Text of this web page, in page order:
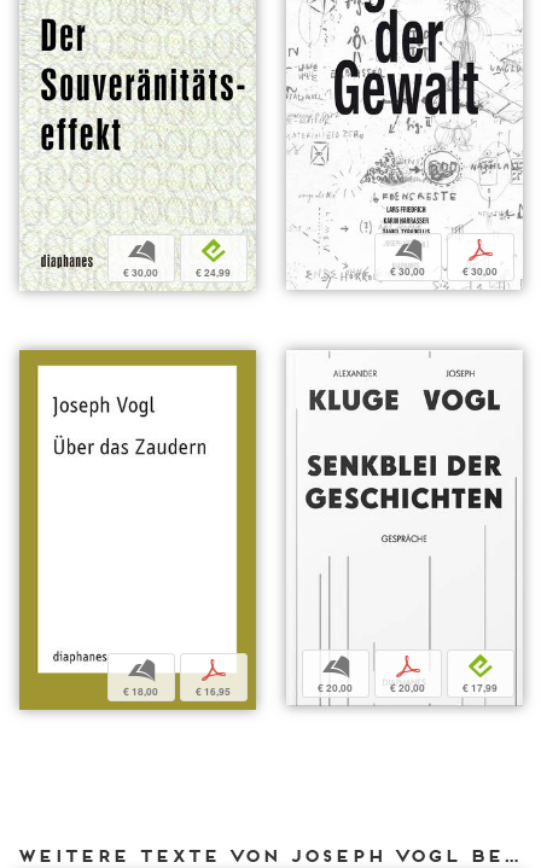
b
€ 30,00
e
€ 24,99
b
€ 30,00
p
€ 30,00
b
€ 18,00
p
€ 16,95
b
€ 20,00
p
€ 20,00
e
€ 17,99
Weitere Texte von Joseph Vogl bei DIAPHANES